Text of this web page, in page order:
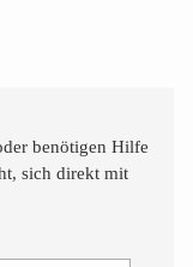
benötigen Hilfe
sich direkt mit